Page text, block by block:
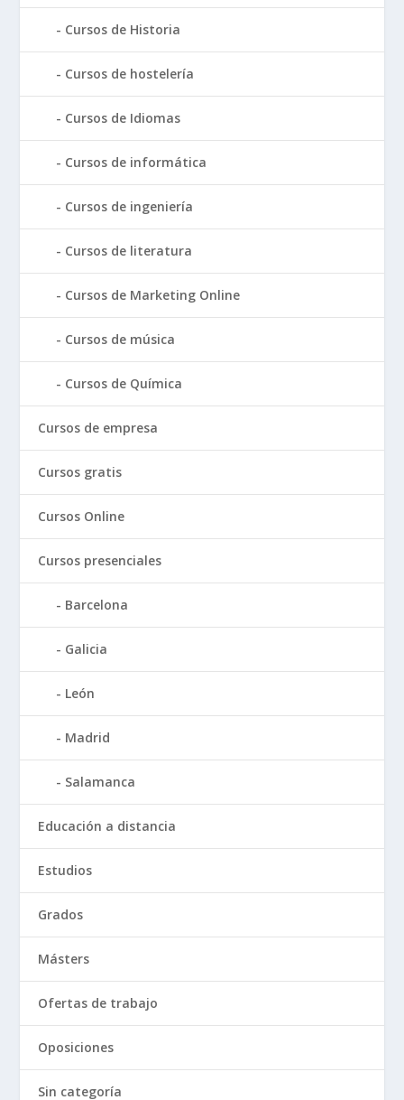
Cursos de Historia
Cursos de hostelería
Cursos de Idiomas
Cursos de informática
Cursos de ingeniería
Cursos de literatura
Cursos de Marketing Online
Cursos de música
Cursos de Química
Cursos de empresa
Cursos gratis
Cursos Online
Cursos presenciales
Barcelona
Galicia
León
Madrid
Salamanca
Educación a distancia
Estudios
Grados
Másters
Ofertas de trabajo
Oposiciones
Sin categoría